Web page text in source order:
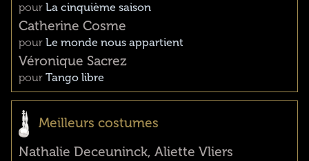
pour La cinquième saison
Catherine Cosme
pour Le monde nous appartient
Véronique Sacrez
pour Tango libre
Meilleurs costumes
Nathalie Deceuninck, Aliette Vliers